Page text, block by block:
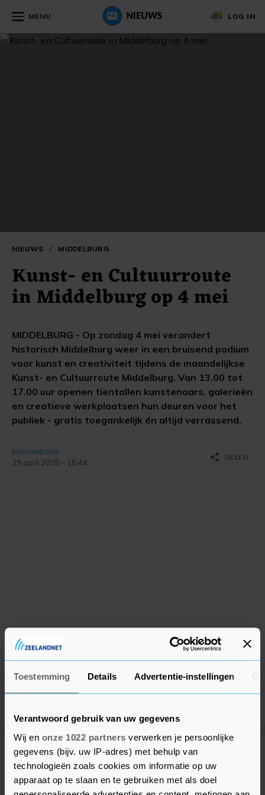
Toestemming Details Advertentie-instellingen
Verantwoord gebruik van uw gegevens
Wij en onze 1022 partners verwerken je persoonlijke
gegevens (bijv. uw IP-adres) met behulp van
technologieën zoals cookies om informatie op uw
apparaat op te slaan en te gebruiken met als doel
MENU LOG IN
NIEUWS / MIDDELBURG
Kunst- en Cultuurroute
in Middelburg op 4 mei
MIDDELBURG - Op zondag 4 mei verandert
historisch Middelburg weer in een bruisend podium
voor kunst en creativiteit tijdens de maandelijkse
Kunst- en Cultuurroute Middelburg. Van 13.00 tot
17.00 uur openen tientallen kunstenaars, galerieën
en creatieve werkplaatsen hun deuren voor het
publiek - gratis toegankelijk én altijd verrassend.
Internetbode
29 april 2025 - 18:44
share DELEN
Meer uit Middelburg